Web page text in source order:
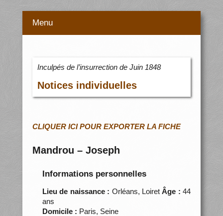
Menu
Inculpés de l’insurrection de Juin 1848
Notices individuelles
CLIQUER ICI POUR EXPORTER LA FICHE
Mandrou – Joseph
Informations personnelles
Lieu de naissance : Orléans, LoiretÂge : 44
ans
Domicile : Paris, Seine